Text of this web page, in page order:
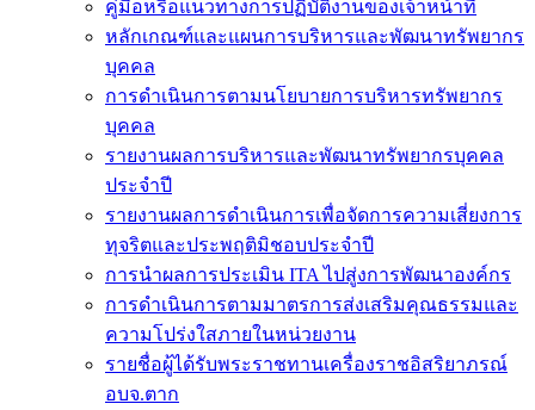
คู่มือหรือแนวทางการปฏิบัติงานของเจ้าหน้าที่
หลักเกณฑ์และแผนการบริหารและพัฒนาทรัพยากร
บุคคล
การดำเนินการตามนโยบายการบริหารทรัพยากร
บุคคล
รายงานผลการบริหารและพัฒนาทรัพยากรบุคคล
ประจำปี
รายงานผลการดำเนินการเพื่อจัดการความเสี่ยงการ
ทุจริตและประพฤติมิชอบประจำปี
การนำผลการประเมิน ITA ไปสู่งการพัฒนาองค์กร
การดำเนินการตามมาตรการส่งเสริมคุณธรรมและ
ความโปร่งใสภายในหน่วยงาน
รายชื่อผู้ได้รับพระราชทานเครื่องราชอิสริยาภรณ์
อบจ.ตาก